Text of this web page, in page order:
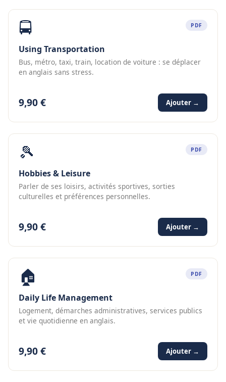
🚍 PDF
Using Transportation
Bus, métro, taxi, train, location de voiture : se déplacer
en anglais sans stress.
9,90 € Ajouter →
🎾 PDF
Hobbies & Leisure
Parler de ses loisirs, activités sportives, sorties
culturelles et préférences personnelles.
9,90 € Ajouter →
🏠 PDF
Daily Life Management
Logement, démarches administratives, services publics
et vie quotidienne en anglais.
9,90 € Ajouter →